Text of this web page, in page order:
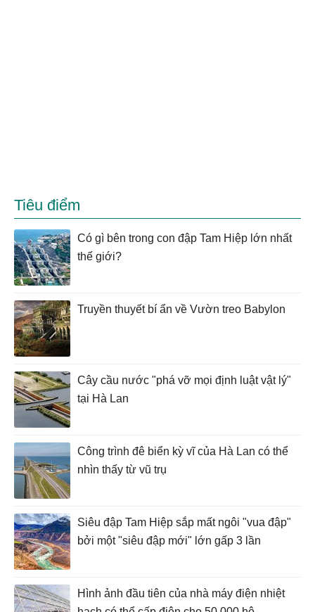
Tiêu điểm
Có gì bên trong con đập Tam Hiệp lớn nhất
thế giới?
Truyền thuyết bí ẩn về Vườn treo Babylon
Cây cầu nước "phá vỡ mọi định luật vật lý"
tại Hà Lan
Công trình đê biển kỳ vĩ của Hà Lan có thể
nhìn thấy từ vũ trụ
Siêu đập Tam Hiệp sắp mất ngôi "vua đập"
bởi một "siêu đập mới" lớn gấp 3 lần
Hình ảnh đầu tiên của nhà máy điện nhiệt